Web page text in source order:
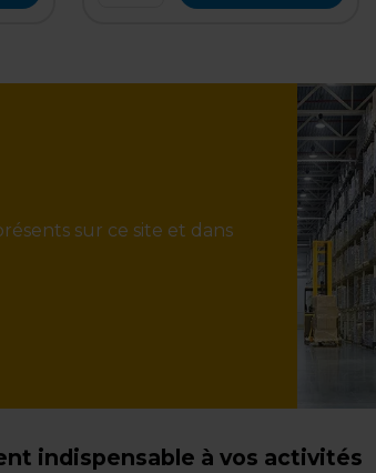
sur ce site et dans
indispensable à vos activités